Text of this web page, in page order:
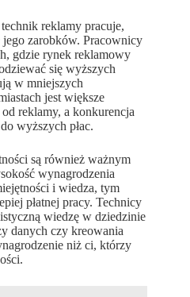
reklamy pracuje,
zarobków. Pracownicy
gdzie rynek reklamowy
się wyższych
w mniejszych
jest większe
reklamy, a konkurencja
wyższych płac.
są również ważnym
wynagrodzenia
i wiedza, tym
płatnej pracy. Technicy
wiedzę w dziedzinie
danych czy kreowania
niż ci, którzy